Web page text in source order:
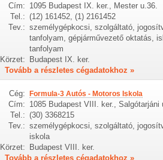
Cím: 1095 Budapest IX. ker., Mester u.36.
Tel.: (12) 161452, (1) 2161452
Tev.: személygépkocsi, szolgáltató,
tanfolyam, gépjárművezető oktatás,
tanfolyam
Körzet: Budapest IX. ker.
Tovább a részletes cégadatokhoz »
Cég: Formula-3 Autós - Motoros Iskola
Cím: 1085 Budapest VIII. ker., Salgótarjáni
Tel.: (30) 3368215
Tev.: személygépkocsi, szolgáltató,
iskola
Körzet:
Budapest VIII. ker.
Tovább a részletes cégadatokhoz »